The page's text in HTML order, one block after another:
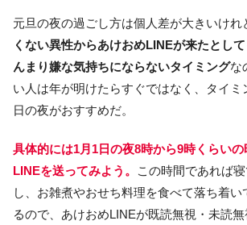
元旦の夜の過ごし方は個人差が大きいけれ
くない異性からあけおめLINEが来たとし
んまり嫌な気持ちにならないタイミングな
い人は年が明けたらすぐではなく、タイミ
日の夜がおすすめだ。
具体的には1月1日の夜8時から9時くらい
LINEを送ってみよう。
この時間であれば
し、お雑煮やおせち料理を食べて落ち着い
るので、あけおめLINEが既読無視・未読無